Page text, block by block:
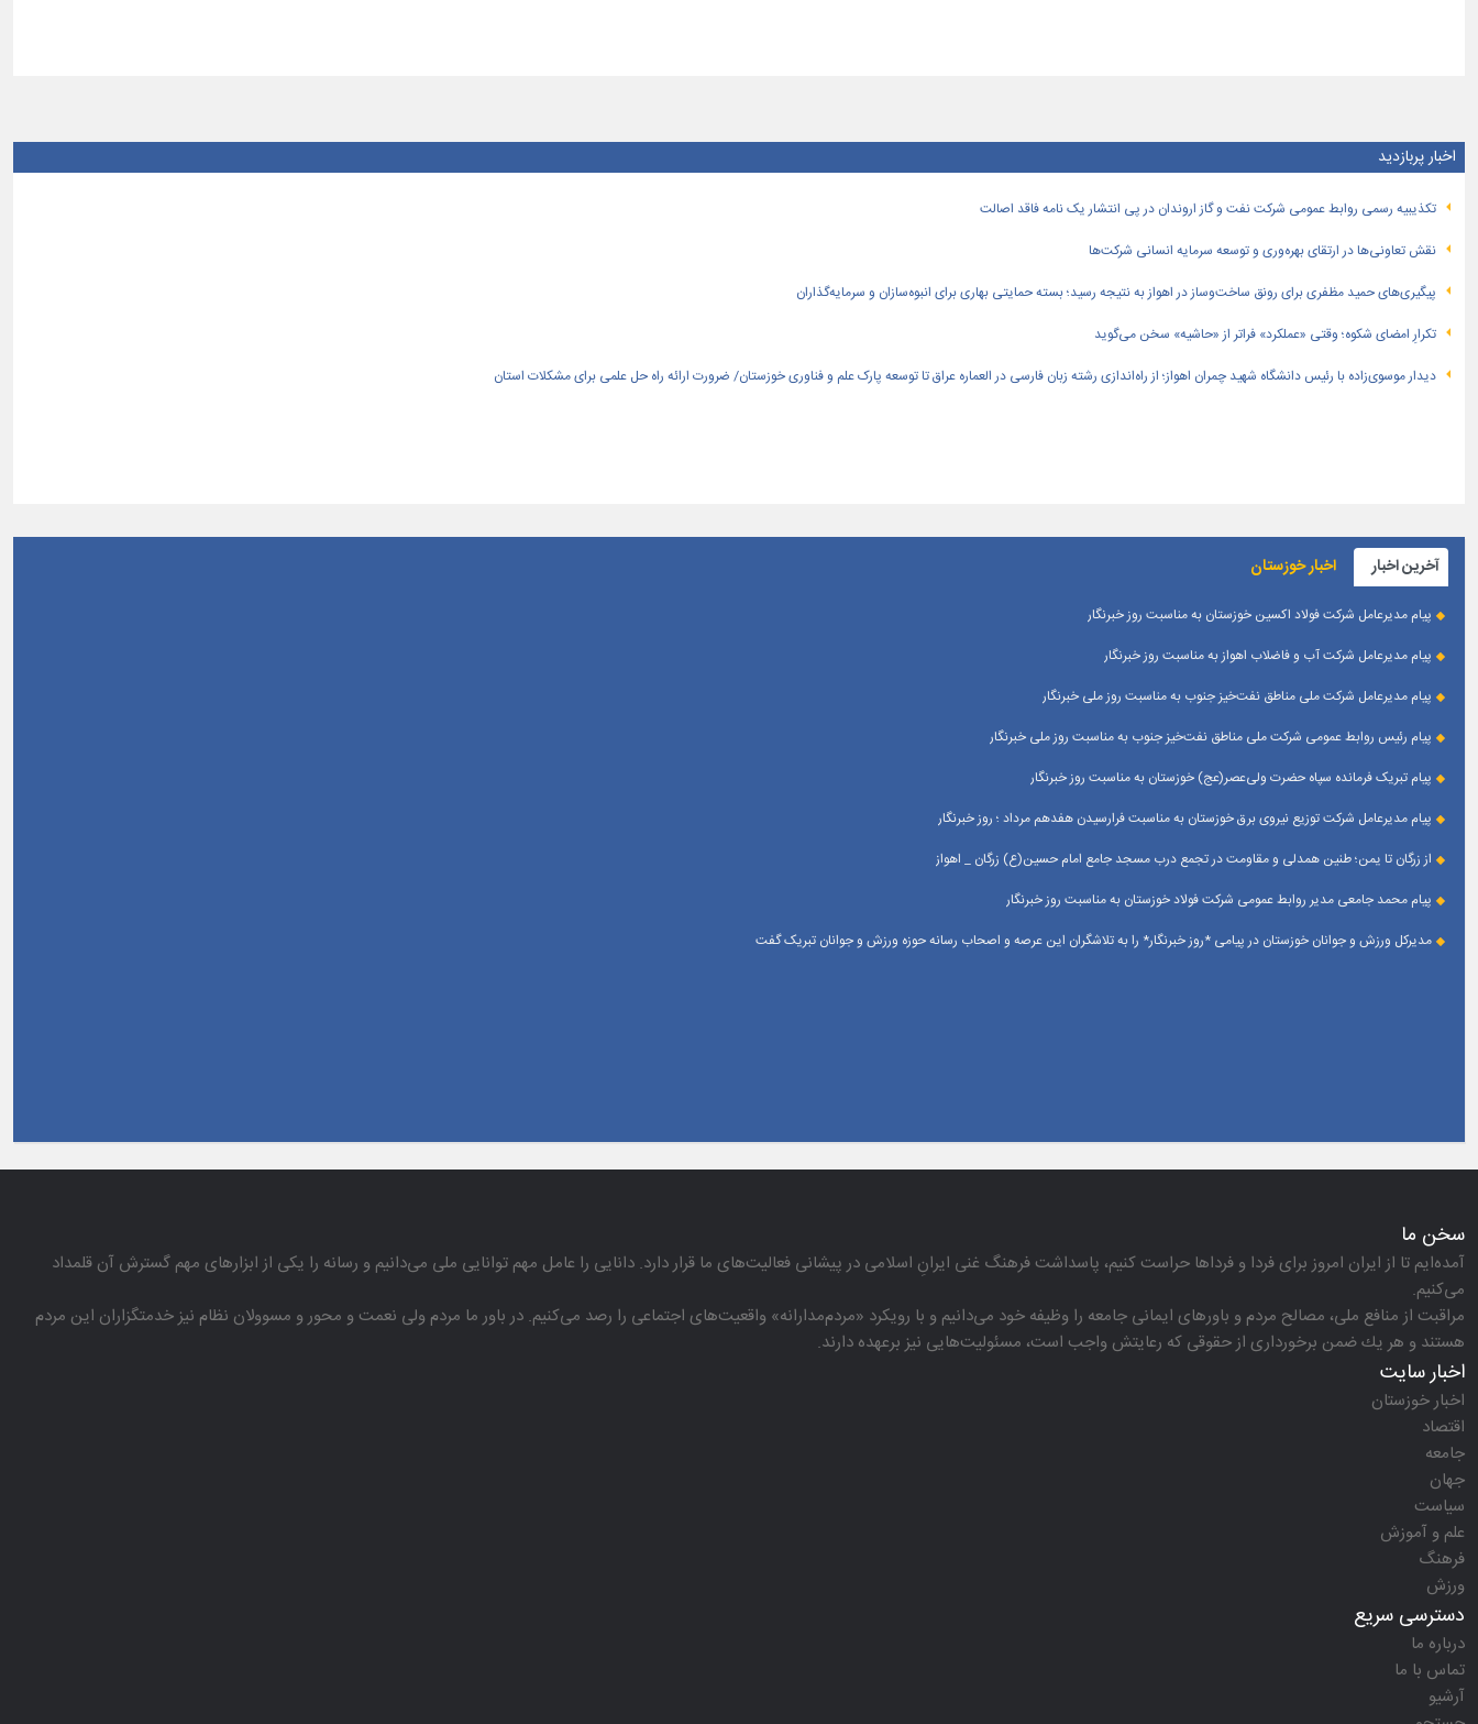
اخبار پربازدید
تكذیبیه رسمی روابط عمومی شركت نفت و گاز اروندان در پی انتشار یک نامه فاقد اصالت
نقش تعاونی‌ها در ارتقای بهره‌وری و توسعه سرمایه انسانی شرکت‌ها
پیگیری‌های حمید مظفری برای رونق ساخت‌وساز در اهواز به نتیجه رسید؛ بسته حمایتی بهاری برای انبوه‌سازان و سرمایه‌گذاران
تکرارِ امضای شکوه؛ وقتی «عملکرد» فراتر از «حاشیه» سخن می‌گوید
دیدار موسوی‌زاده با رئیس دانشگاه شهید چمران اهواز؛ از راه‌اندازی رشته زبان فارسی در العماره عراق تا توسعه پارک علم و فناوری خوزستان/ ضرورت ارائه راه حل علمی برای مشکلات استان
آخرین اخبار اخبار خوزستان
پیام مدیرعامل شرکت فولاد اکسین خوزستان به مناسبت روز خبرنگار
پیام مدیرعامل شرکت آب و فاضلاب اهواز به مناسبت روز خبرنگار
پیام مدیرعامل شركت ملی مناطق نفت‌خیز جنوب به مناسبت روز ملی خبرنگار
پیام رئیس روابط عمومی شركت ملی مناطق نفت‌خیز جنوب به مناسبت روز ملی خبرنگار
پیام تبریک فرمانده سپاه حضرت ولی‌عصر(عج) خوزستان به مناسبت روز خبرنگار
پیام مدیرعامل شرکت توزیع نیروی برق خوزستان به مناسبت فرارسیدن هفدهم مرداد ؛ روز خبرنگار
از زرگان تا یمن؛ طنین همدلی و مقاومت در تجمع درب مسجد جامع امام حسین(ع) زرگان _ اهواز
پیام محمد جامعی مدیر روابط عمومی شرکت فولاد خوزستان به مناسبت روز خبرنگار
مدیرکل ورزش و جوانان خوزستان در پیامی *روز خبرنگار* را به تلاشگران این عرصه و اصحاب رسانه حوزه ورزش و جوانان تبریک گفت
سخن ما
آمده‌ایم تا از ایران امروز برای فردا و فرداها حراست كنیم، پاسداشت فرهنگ غنی ایرانِ اسلامی در پیشانی فعالیت‌های ما قرار دارد. دانایی را عامل مهم توانایی ملی می‌دانیم و رسانه را یكی از ابزارهای مهم گسترش آن قلمداد
می‌كنیم.
مراقبت از منافع ملی، مصالح مردم و باورهای ایمانی جامعه را وظیفه خود می‌دانیم و با رویكرد «مردم‌مدارانه‌» واقعیت‌های اجتماعی را رصد می‌كنیم. در باور ما مردم ولی نعمت و محور و مسوولان نظام نیز خدمتگزاران این مردم
هستند و هر یك ضمن برخورداری از حقوقی كه رعایتش واجب است، مسئولیت‌هایی نیز برعهده دارند.
اخبار سایت
اخبار خوزستان
اقتصاد
جامعه
جهان
سیاست
علم و آموزش
فرهنگ
ورزش
دسترسی سریع
درباره ما
تماس با ما
آرشیو